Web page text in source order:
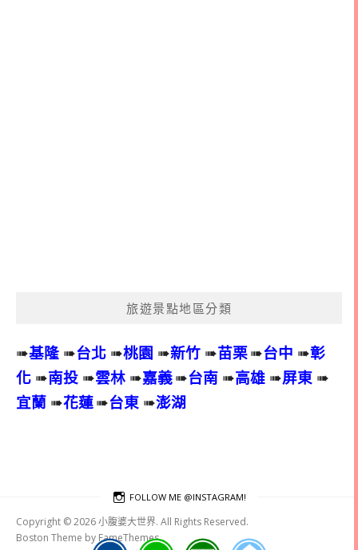
旅遊景點地區分類
➠基隆 ➠台北 ➠桃園 ➠新竹 ➠苗栗➠台中 ➠彰
化 ➠南投 ➠雲林 ➠嘉義➠台南 ➠高雄 ➠屏東 ➠
宜蘭 ➠花蓮➠台東 ➠澎湖
FOLLOW ME @INSTAGRAM!
Copyright © 2026 小腹婆大世界. All Rights Reserved.
Boston Theme by FameThemes